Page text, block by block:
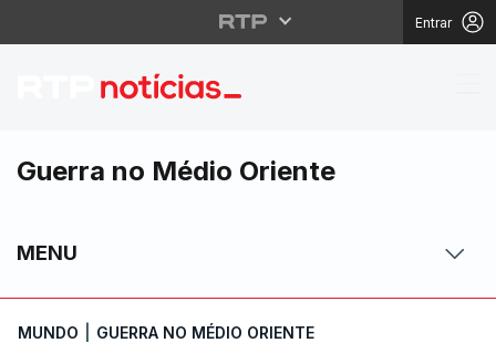
Entrar
Cessar-fogo em
Guerra no Médio Oriente
MENU
MUNDO GUERRA NO MÉDIO ORIENTE